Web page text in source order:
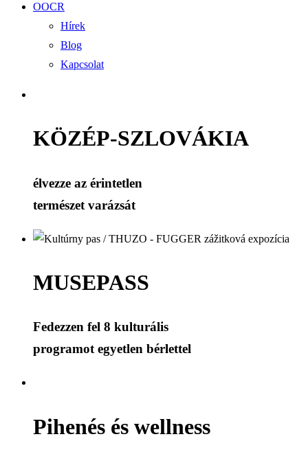
OOCR
Hírek
Blog
Kapcsolat
KÖZÉP-SZLOVÁKIA
élvezze az érintetlen
természet varázsát
MUSEPASS
Fedezzen fel 8 kulturális
programot egyetlen bérlettel
Pihenés és wellness